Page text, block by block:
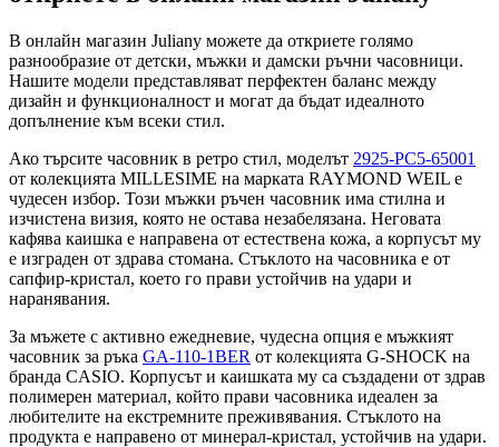
В онлайн магазин Juliany можете да откриете голямо
разнообразие от детски, мъжки и дамски ръчни часовници.
Нашите модели представляват перфектен баланс между
дизайн и функционалност и могат да бъдат идеалното
допълнение към всеки стил.
Ако търсите часовник в ретро стил, моделът 2925-PC5-65001
от колекцията MILLESIME на марката RAYMOND WEIL е
чудесен избор. Този мъжки ръчен часовник има стилна и
изчистена визия, която не остава незабелязана. Неговата
кафява каишка е направена от естествена кожа, а корпусът му
е изграден от здрава стомана. Стъклото на часовника е от
сапфир-кристал, което го прави устойчив на удари и
наранявания.
За мъжете с активно ежедневие, чудесна опция е мъжкият
часовник за ръка GA-110-1BER от колекцията G-SHOCK на
бранда CASIO. Корпусът и каишката му са създадени от здрав
полимерен материал, който прави часовника идеален за
любителите на екстремните преживявания. Стъклото на
продукта е направено от минерал-кристал, устойчив на удари.